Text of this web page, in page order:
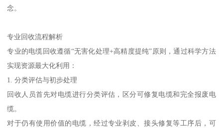
念。
专业回收流程解析
专业的电缆回收遵循“无害化处理+高精度提纯”原则，通过科学方法
实现资源最大化利用：
1. 分类评估与初步处理
回收人员首先对电缆进行分类评估，区分可修复电缆和完全报废电
缆。
对于仍有使用价值的电缆，经过专业剥皮、接头修复等工序后，可